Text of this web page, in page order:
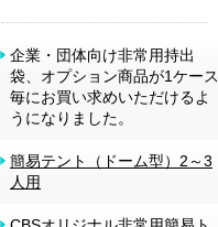
企業・団体向け非常用持出
袋、オプション商品が1ケース
毎にお買い求めいただけるよ
うになりました。
簡易テント（ドーム型）2～3
人用